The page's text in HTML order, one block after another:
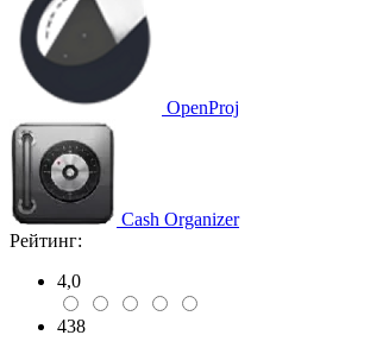
OpenProj
Cash Organizer
Рейтинг:
4,0
438